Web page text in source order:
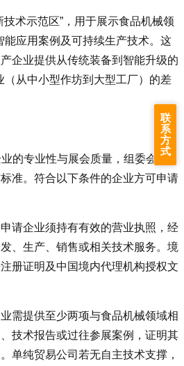
技术示范区”，用于展示食品机械领
能应用案例及可持续生产技术。这
企业提供从传统装备到智能升级的
（从中小型作坊到大型工厂）的差
的专业性与展会质量，组委会制
准。符合以下条件的企业方可申请
请企业须持有有效的营业执照，经
、生产、销售或相关技术服务。境
册证明及中国境内代理机构授权文
需提供至少两项与食品机械领域相
技术报告或过往参展案例，证明其
单纯贸易公司若无自主技术支撑，
联
系
方
式